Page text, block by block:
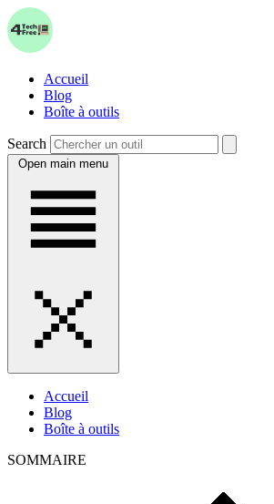
Accueil
Blog
Boîte à outils
Search
Open main menu
Accueil
Blog
Boîte à outils
SOMMAIRE